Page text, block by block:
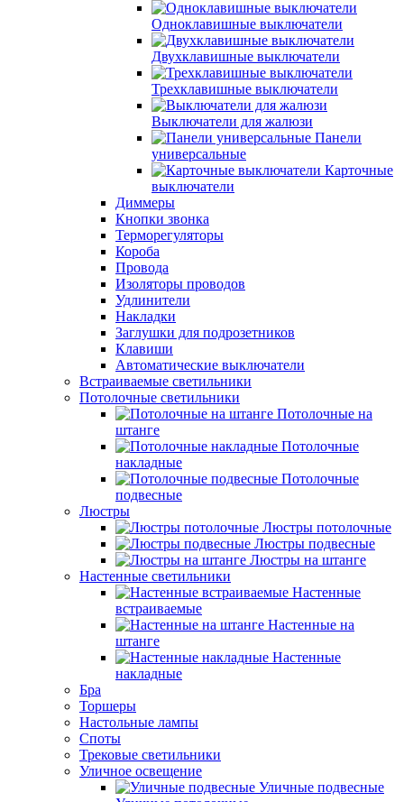
Одноклавишные выключатели
Двухклавишные выключатели
Трехклавишные выключатели
Выключатели для жалюзи
Панели
универсальные
Карточные
выключатели
Диммеры
Кнопки звонка
Терморегуляторы
Короба
Провода
Изоляторы проводов
Удлинители
Накладки
Заглушки для подрозетников
Клавиши
Автоматические выключатели
Встраиваемые светильники
Потолочные светильники
Потолочные на
штанге
Потолочные
накладные
Потолочные
подвесные
Люстры
Люстры потолочные
Люстры подвесные
Люстры на штанге
Настенные светильники
Настенные
встраиваемые
Настенные на
штанге
Настенные
накладные
Бра
Торшеры
Настольные лампы
Споты
Трековые светильники
Уличное освещение
Уличные подвесные